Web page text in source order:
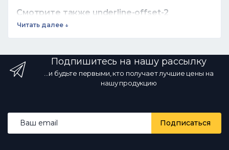
Смотрите также underline-offset-2
decoration-1 decoration-current/40
elementy">Кованые элементыЗавитки·
Пики
Розеты
Весь каталог
"s 12px;">Как заказать?
по телефону ☎ 068 700 10 13 — менеджер
подтвердит наличие.
Есть ли опт?Да,
оптовые цены от производителя со
Читать далее ↓
Подпишитесь на нашу рассылку
...и будьте первыми, кто получает лучшие цены на
нашу продукцию
Подписаться